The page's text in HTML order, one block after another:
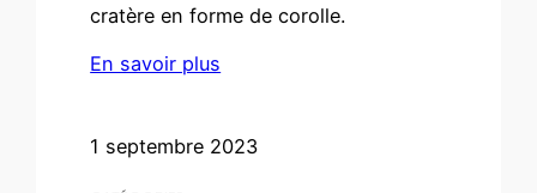
1 septembre 2023
cratère en forme de corolle.
En savoir plus